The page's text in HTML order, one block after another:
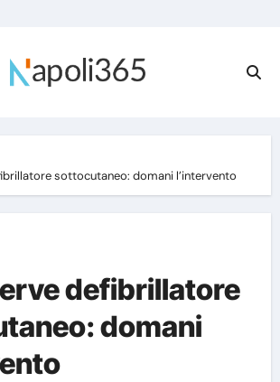
sottocutaneo: domani l’intervento
defibrillatore
domani